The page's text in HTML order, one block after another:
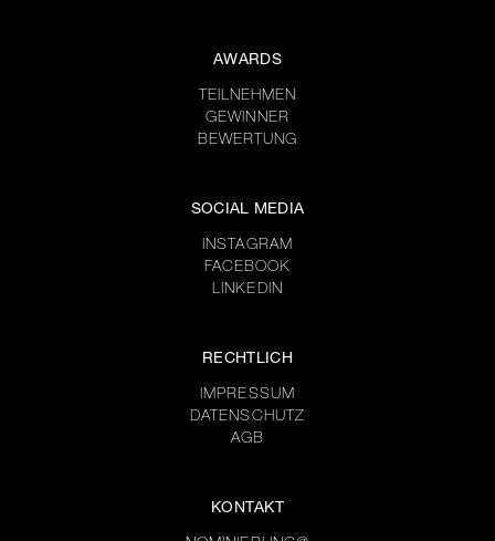
AWARDS
TEILNEHMEN
GEWINNER
BEWERTUNG
SOCIAL MEDIA
INSTAGRAM
FACEBOOK
LINKEDIN
RECHTLICH
IMPRESSUM
DATENSCHUTZ
AGB
KONTAKT